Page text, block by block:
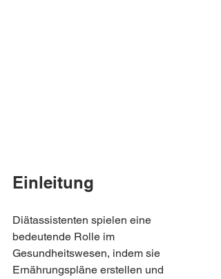
Einleitung
Diätassistenten spielen eine
bedeutende Rolle im
Gesundheitswesen, indem sie
Ernährungspläne erstellen und